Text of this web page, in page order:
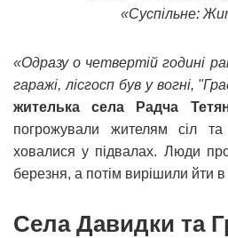
«Суспільне:
«Одразу о четвертій годині
гаражі, лісгосп був у вогні,
жителька села Радча
погрожували жителям сіл
ховалися у підвалах. Люди
березня, а потім вирішили йти
Села Давидки та